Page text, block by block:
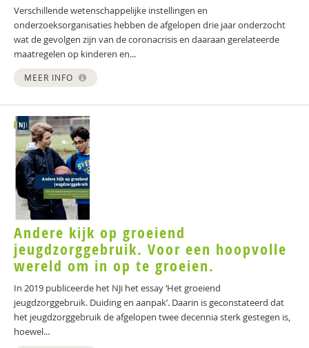
Verschillende wetenschappelijke instellingen en
onderzoeksorganisaties hebben de afgelopen drie jaar onderzocht
wat de gevolgen zijn van de coronacrisis en daaraan gerelateerde
maatregelen op kinderen en...
MEER INFO
Andere kijk op groeiend
jeugdzorggebruik. Voor een hoopvolle
wereld om in op te groeien.
In 2019 publiceerde het NJi het essay ‘Het groeiend
jeugdzorggebruik. Duiding en aanpak’. Daarin is geconstateerd dat
het jeugdzorggebruik de afgelopen twee decennia sterk gestegen is,
hoewel...